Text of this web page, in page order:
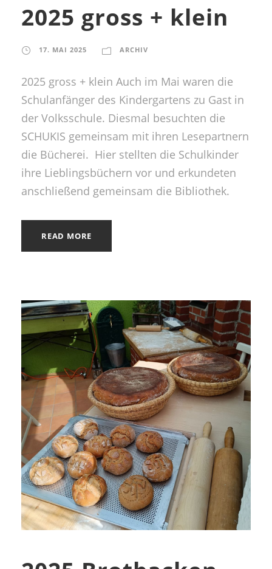
2025 gross + klein
17. MAI 2025 ARCHIV
2025 gross + klein Auch im Mai waren die
Schulanfänger des Kindergartens zu Gast in
der Volksschule. Diesmal besuchten die
SCHUKIS gemeinsam mit ihren Lesepartnern
die Bücherei. Hier stellten die Schulkinder
ihre Lieblingsbüchern vor und erkundeten
anschließend gemeinsam die Bibliothek.
READ MORE